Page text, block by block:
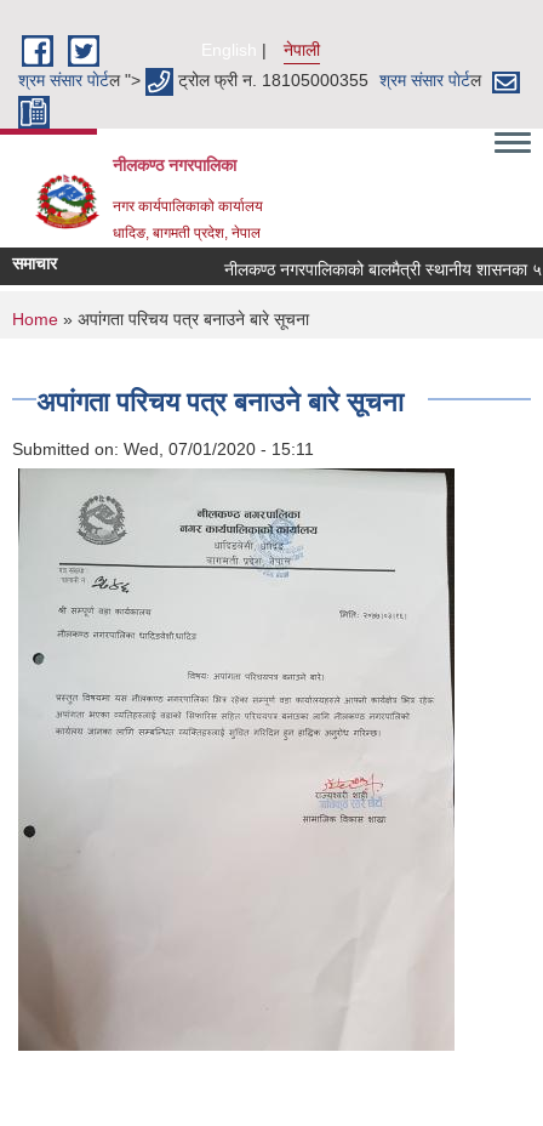
English
नेपाली
श्रम संसार पाेर्टल "> ट्रोल फ्री न. 18105000355 श्रम संसार पाेर्टल
नीलकण्ठ नगरपालिका
नगर कार्यपालिकाको कार्यालय
धादिङ, बागमती प्रदेश, नेपाल
समाचार नीलकण्ठ नगरपालिकाको बालमैत्री स्थानीय शासनका
You are here
Home » अपांगता परिचय पत्र बनाउने बारे सूचना
अपांगता परिचय पत्र बनाउने बारे सूचना
Submitted on: Wed, 07/01/2020 - 15:11